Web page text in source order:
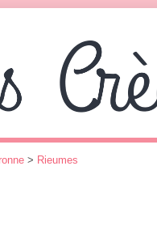
> Rieumes